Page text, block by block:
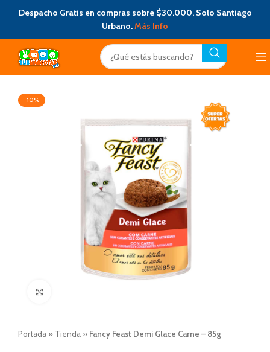
Despacho Gratis en compras sobre $30.000. Solo Santiago
Urbano.Más Info
-10%
Portada » Tienda » Fancy Feast Demi Glace Carne – 85g